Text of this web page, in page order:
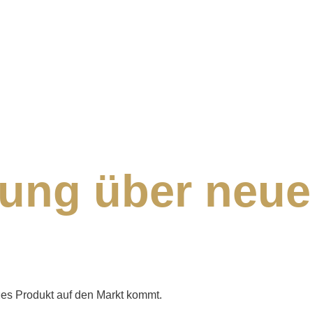
über neue
Produkt auf den Markt kommt.